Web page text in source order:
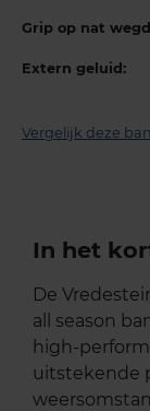
Grip op nat
Extern geluid:
Vergelijk deze
In het
De
all season
high-
uitstekende